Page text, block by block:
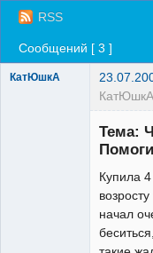
RSS
Сообщений [ 3 ]
КатЮшкА
Зарегистрированный
Тема:
Купила
начал